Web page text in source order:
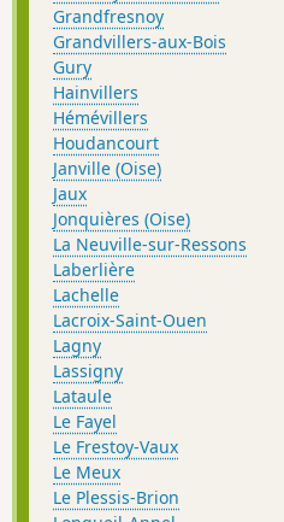
Grandfresnoy
Grandvillers-aux-Bois
Gury
Hainvillers
Hémévillers
Houdancourt
Janville (Oise)
Jaux
Jonquières (Oise)
La Neuville-sur-Ressons
Laberlière
Lachelle
Lacroix-Saint-Ouen
Lagny
Lassigny
Lataule
Le Fayel
Le Frestoy-Vaux
Le Meux
Le Plessis-Brion